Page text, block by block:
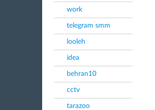
work
telegram smm
looleh
idea
behran10
cctv
tarazoo